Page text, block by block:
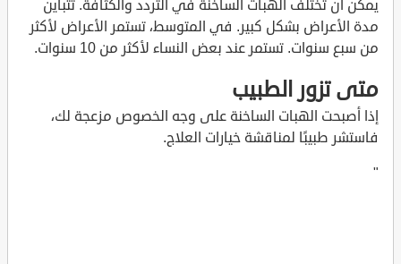
يمكن أن تختلف الهبات الساخنة في التردد والكثافة. تتباين
مدة الأعراض بشكل كبير. في المتوسط، تستمر الأعراض لأكثر
من سبع سنوات. تستمر عند بعض النساء لأكثر من 10 سنوات.
متى تزور الطبيب
إذا أصبحت الهبات الساخنة على وجه الخصوص مزعجة لك،
فاستشر طبيبًا لمناقشة خيارات العلاج.
"